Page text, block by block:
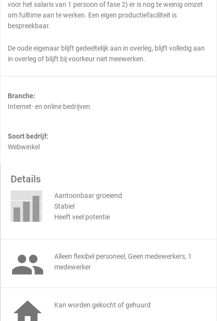
voor het salaris van 1 persoon of fase 2) er is nog te weinig omzet
om fulltime aan te werken. Een eigen productiefaciliteit is
bespreekbaar.
De oude eigenaar blijft gedeeltelijk aan in overleg, blijft volledig aan
in overleg of blijft bij voorkeur niet meewerken.
Branche:
Internet- en online bedrijven
Soort bedrijf:
Webwinkel
Details
Aantoonbaar groeiend
Stabiel
Heeft veel potentie

Alleen flexibel personeel, Geen medewerkers, 1
medewerker
 Kan worden gekocht of gehuurd